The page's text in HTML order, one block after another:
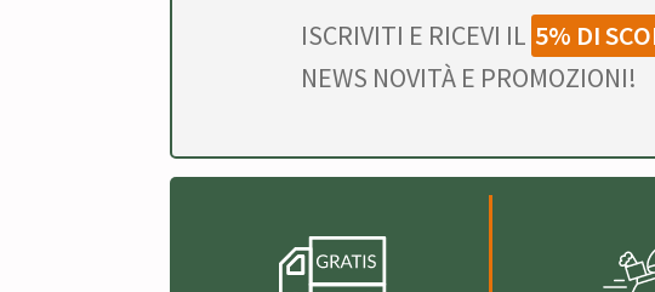
ISCRIVITI E RICEVI IL 5% DI
NEWS NOVITÀ E PROMOZIONI!